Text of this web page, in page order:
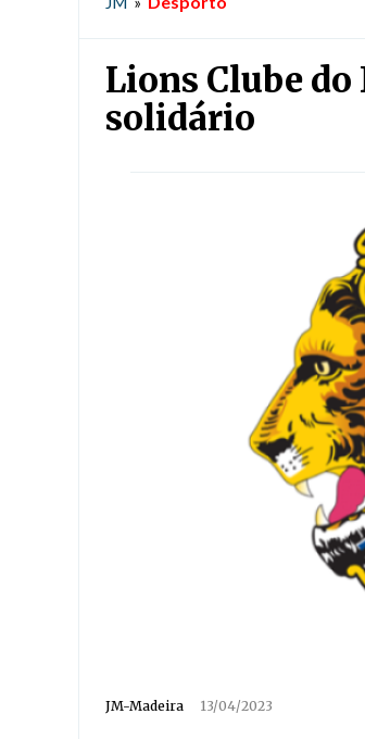
Lions Clube
solidário
JM-Madeira 13/04/2023